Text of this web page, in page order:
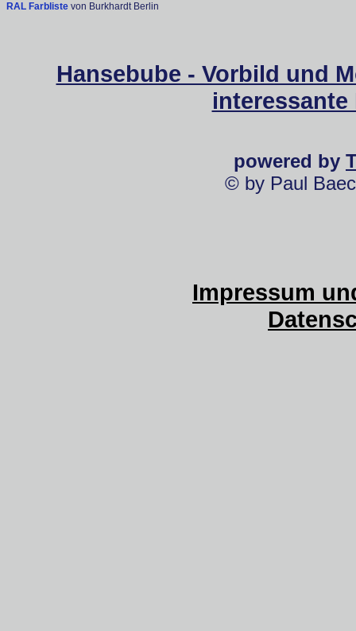
RAL Farbliste von Burkhardt Berlin
Hansebube - Vorbild und
powered by
© by Paul
Impressum